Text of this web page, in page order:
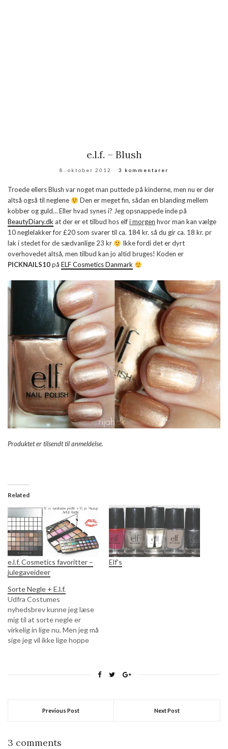
e.l.f. – Blush
8. oktober 2012 3 kommentarer
Troede ellers Blush var noget man puttede på kinderne, men nu er der
altså også til neglene
Den er meget fin, sådan en blanding mellem
kobber og guld… Eller hvad synes i? Jeg opsnappede inde på
BeautyDiary.dkat der er et tilbud hos elfi morgen hvor man kan vælge
10 neglelakker for £20 som svarer til ca. 184 kr. så du gir ca. 18 kr. pr
lak i stedet for de sædvanlige 23 kr
Ikke fordi det er dyrt
overhovedet altså, men tilbud kan jo altid bruges! Koden er
PICKNAILS10på ELF Cosmetics Danmark
Produktet er tilsendt til anmeldelse.
Related
e.l.f. Cosmetics favoritter –
julegaveideer
Elf's
Sorte Negle + E.l.f.
Udfra Costumes
nyhedsbrev kunne jeg læse
mig til at sorte negle er
virkelig in lige nu. Men jeg må
sige jeg vil ikke lige hoppe
Previous Post Next Post
3 comments